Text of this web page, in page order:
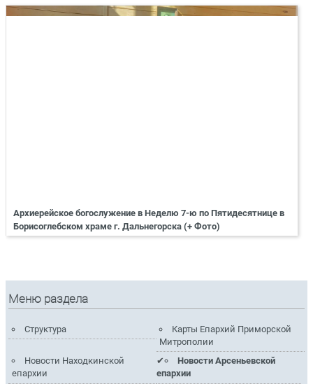
Архиерейское богослужение в Неделю 7-ю по Пятидесятнице в
Борисоглебском храме г. Дальнегорска (+ Фото)
Меню раздела
Структура
Карты Епархий Приморской
Митрополии
Новости Находкинской
епархии
Новости Арсеньевской
епархии